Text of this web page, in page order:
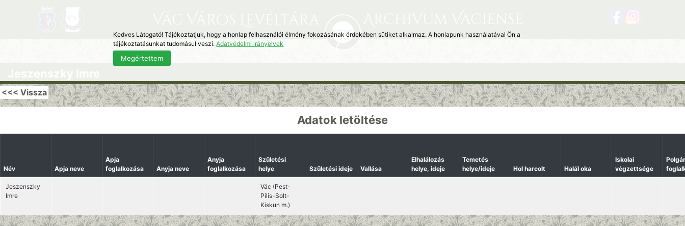
<<< Vissza
Adatok letöltése
Név Apja neve
Apja
foglalkozása
Anyja neve
Anyja
foglalkozása
Születési
helye
Születési ideje Vallása
Elhalálozás
helye, ideje
Temetés
helye/ideje
Hol harcolt Halál oka
Iskolai
végzettsége
Jeszenszky
Imre
Vác (Pest-
Pilis-Solt-
Kiskun m.)
Kedves Látogató! Tájékoztatjuk, hogy a honlap felhasználói élmény fokozásának érdekében sütiket alkalmaz. A honlapunk használatával Ön a
tájékoztatásunkat tudomásul veszi.Adatvédelmi irányelvek
Megértettem